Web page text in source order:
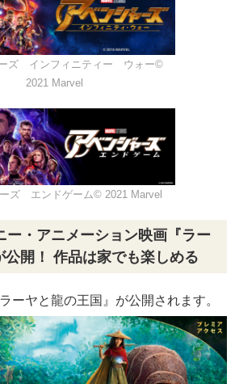
ズ インフィニティー ウォー©
2021 Marvel
ズ エンドゲーム© 2021 Marvel
ー・アニメーション映画『ラー
公開！ 作品は家でも楽しめる
ーヤと龍の王国』が公開されます。